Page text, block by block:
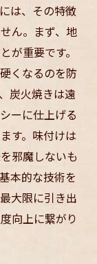
は、その特徴
ん。まず、地
が重要です。
くなるのを防
炭火焼きは遠
ーに仕上げる
す。味付けは
邪魔しないも
本的な技術を
大限に引き出
向上に繋がり